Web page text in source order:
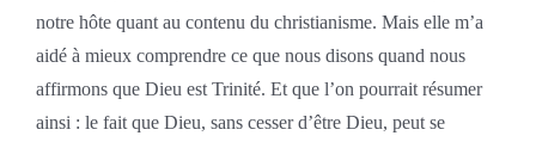
notre hôte quant au contenu du christianisme. Mais elle m’a
aidé à mieux comprendre ce que nous disons quand nous
affirmons que Dieu est Trinité. Et que l’on pourrait résumer
ainsi : le fait que Dieu, sans cesser d’être Dieu, peut se